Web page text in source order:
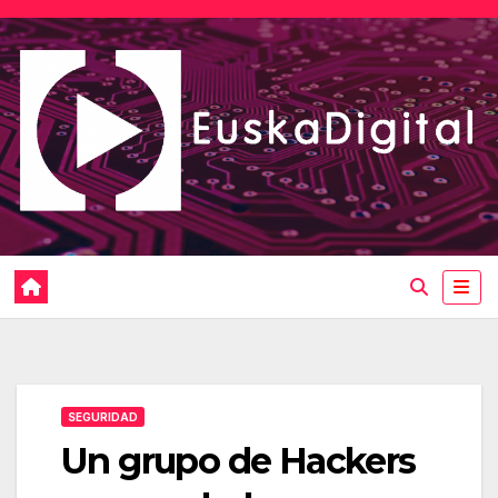
Saltar
al
contenido
SEGURIDAD
Un grupo de Hackers